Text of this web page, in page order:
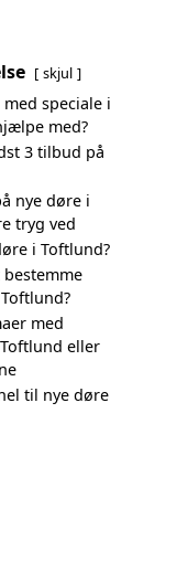
skjul
speciale i
med?
3 tilbud på
nye døre i
tryg ved
i Toftlund?
med
eller
til nye døre